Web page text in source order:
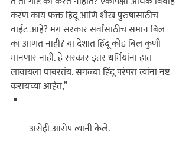
करणं काय फक्त हिंदू आणि शीख पुरुषांसाठीच
वाईट आहे? मग सरकार सर्वांसाठीच समान बिल
का आणत नाही? या देशात हिंदू कोड बिल कुणी
मानणार नाही. हे सरकार इतर धर्मियांना हात
लावायला घाबरतंय. सगळ्या हिंदू परंपरा त्यांना नष्ट
करायच्या आहेत,’’
असेही आरोप त्यांनी केले.